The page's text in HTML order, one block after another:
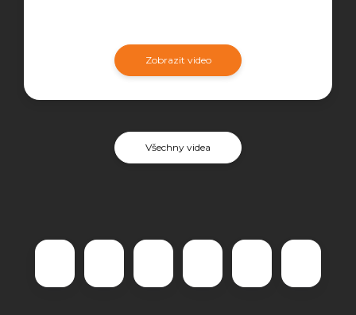
Zobrazit video
Všechny videa